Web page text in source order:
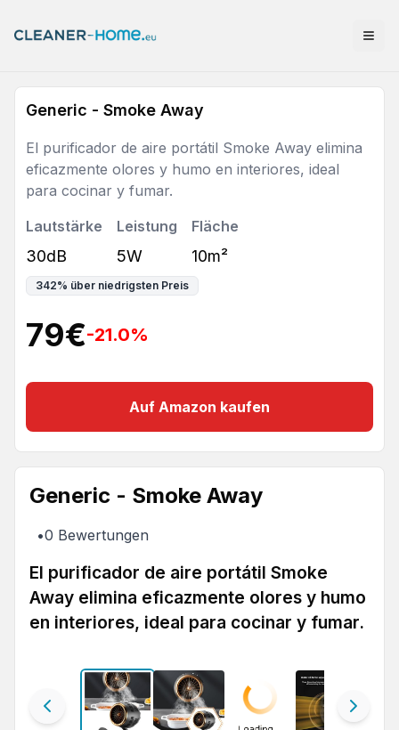
Generic - Smoke Away
El purificador de aire portátil Smoke Away elimina
eficazmente olores y humo en interiores, ideal
para cocinar y fumar.
Lautstärke
30dB
Leistung
5W
Fläche
10m²
342% über niedrigsten Preis
79€-21.0%
Auf Amazon kaufen
Generic - Smoke Away
•0 Bewertungen
El purificador de aire portátil Smoke
Away elimina eficazmente olores y humo
en interiores, ideal para cocinar y fumar.